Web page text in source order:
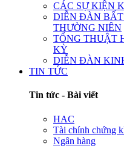
CÁC SỰ KIỆN
DIỄN ĐÀN
THƯỜNG NIÊN
TỔNG THUẬT
KỲ
DIỄN ĐÀN
TIN TỨC
Tin tức - Bài viết
HAC
Tài chính chứng
Ngân hàng